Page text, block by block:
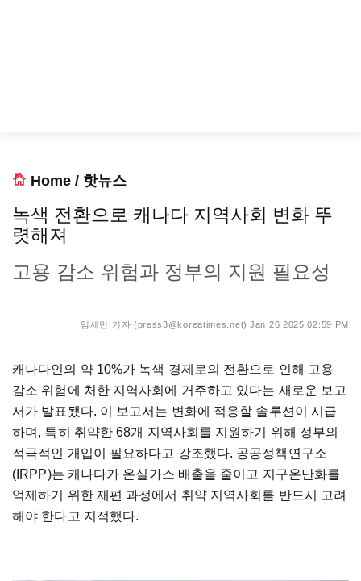
Home / 핫뉴스
녹색 전환으로 캐나다 지역사회 변화 뚜
렷해져
고용 감소 위험과 정부의 지원 필요성
임세민 기자 (press3@koreatimes.net) Jan 26 2025 02:59 PM
캐나다인의 약 10%가 녹색 경제로의 전환으로 인해 고용
감소 위험에 처한 지역사회에 거주하고 있다는 새로운 보고
서가 발표됐다. 이 보고서는 변화에 적응할 솔루션이 시급
하며, 특히 취약한 68개 지역사회를 지원하기 위해 정부의
적극적인 개입이 필요하다고 강조했다. 공공정책연구소
(IRPP)는 캐나다가 온실가스 배출을 줄이고 지구온난화를
억제하기 위한 재편 과정에서 취약 지역사회를 반드시 고려
해야 한다고 지적했다.